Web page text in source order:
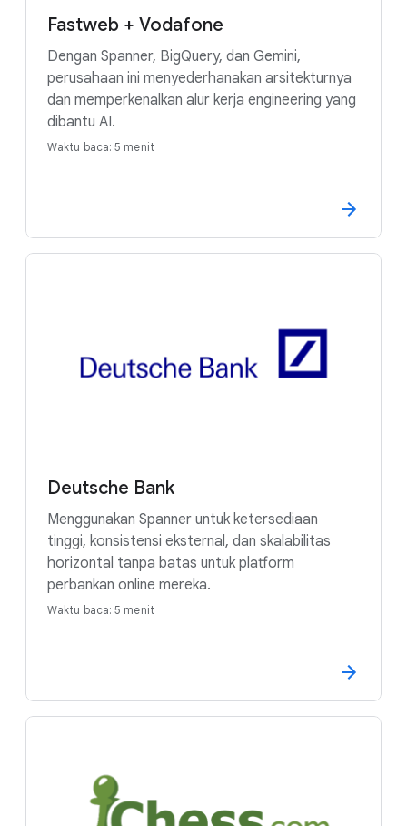
Fastweb + Vodafone
Dengan Spanner, BigQuery, dan Gemini,
perusahaan ini menyederhanakan arsitekturnya
dan memperkenalkan alur kerja engineering yang
dibantu AI.
Waktu baca: 5 menit
Deutsche Bank
Menggunakan Spanner untuk ketersediaan
tinggi, konsistensi eksternal, dan skalabilitas
horizontal tanpa batas untuk platform
perbankan online mereka.
Waktu baca: 5 menit